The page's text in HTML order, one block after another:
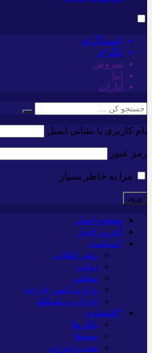
اینستاگرام
تلگرام
سروش
ایتا
آپارات
نام کاربری یا نشانی ایمیل
رمز عبور
مرا به خاطر بسپار
صفحه اصلی
آخرین اخبار
*سیاسی
رهبر انقلاب
دولت
مجلس
وزارت امور خارجه
احزاب و تشکلها
*اقتصادی
بانک ها
بیمه‌ها
نفت و انرژی